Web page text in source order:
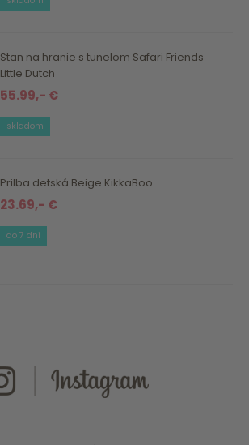
Stan na hranie s tunelom Safari Friends
Little Dutch
55.99,- €
skladom
Prilba detská Beige KikkaBoo
23.69,- €
do 7 dní